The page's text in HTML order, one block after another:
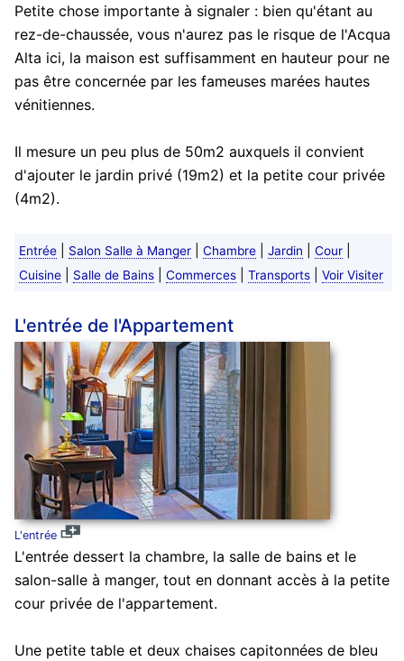
Petite chose importante à signaler : bien qu'étant au
rez-de-chaussée, vous n'aurez pas le risque de l'Acqua
Alta ici, la maison est suffisamment en hauteur pour ne
pas être concernée par les fameuses marées hautes
vénitiennes.
Il mesure un peu plus de 50m2 auxquels il convient
d'ajouter le jardin privé (19m2) et la petite cour privée
(4m2).
Entrée| Salon Salle à Manger| Chambre| Jardin Cour|
Cuisine| Salle de Bains| Commerces| Transports| Voir Visiter
L'entrée de l'Appartement
L'entrée
L'entrée dessert la chambre, la salle de bains et le
salon-salle à manger, tout en donnant accès à la petite
cour privée de l'appartement.
Une petite table et deux chaises capitonnées de bleu